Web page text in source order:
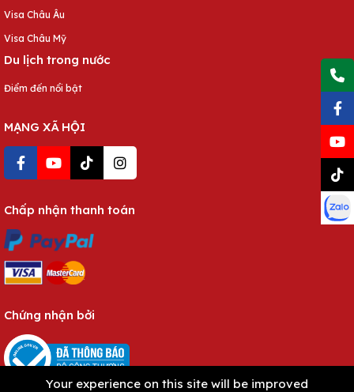
Visa Châu Âu
Visa Châu Mỹ
Du lịch trong nước
Điểm đến nổi bật
MẠNG XÃ HỘI
Chấp nhận thanh toán
Chứng nhận bởi
Your experience on this site will be improved